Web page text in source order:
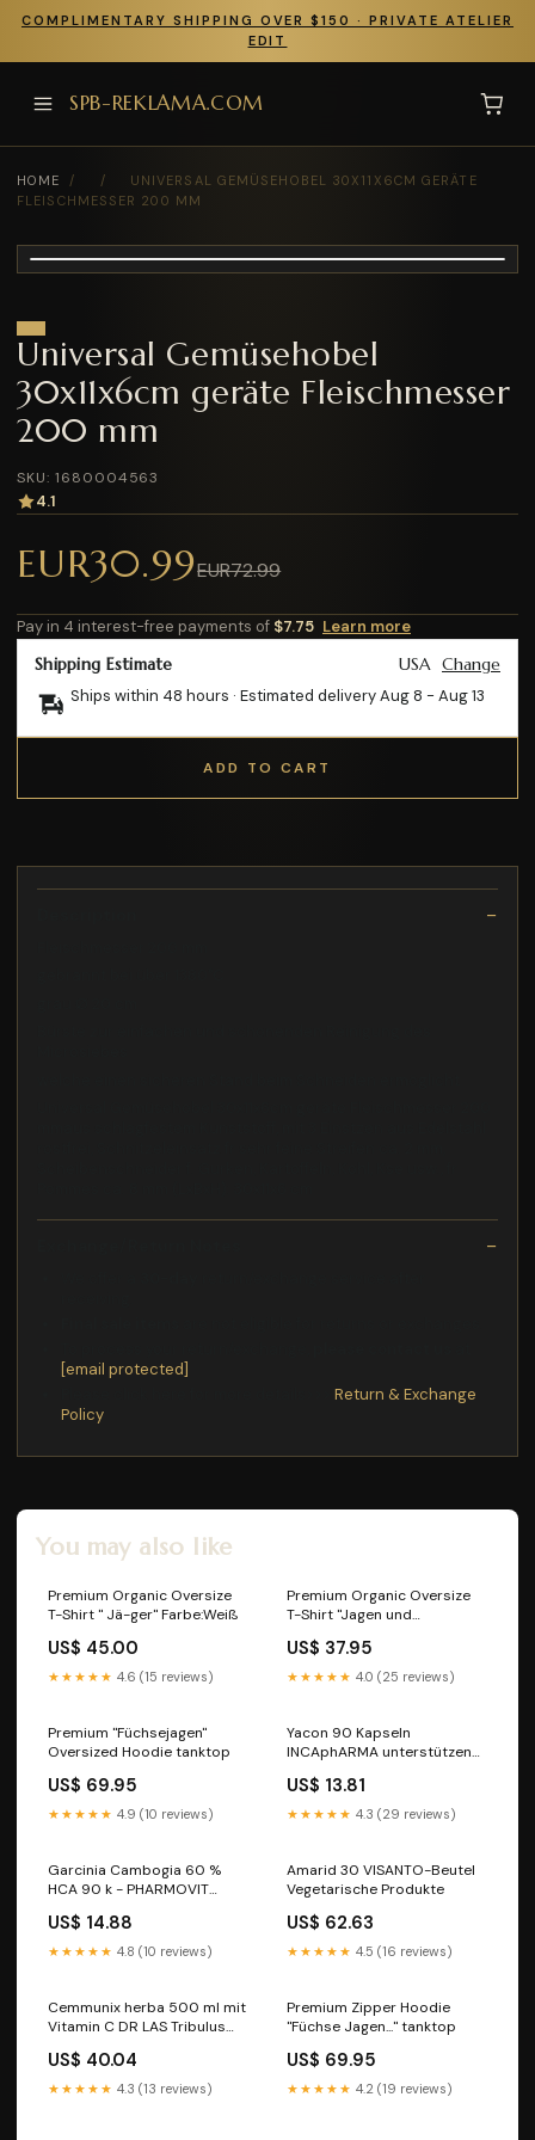
COMPLIMENTARY SHIPPING OVER $150 · PRIVATE ATELIER
EDIT
SPB-REKLAMA.COM
HOME / /
UNIVERSAL GEMÜSEHOBEL 30X11X6CM GERÄTE
FLEISCHMESSER 200 MM
Universal Gemüsehobel
30x11x6cm geräte Fleischmesser
200 mm
SKU: 1680004563
4.1
EUR30.99EUR72.99
Pay in 4 interest-free payments of $7.75 Learn more
Shipping Estimate USA Change
Ships within 48 hours · Estimated deliveryAug 8 - Aug 13
ADD TO CART
[email protected]
Return & Exchange
Policy
You may also like
Premium Organic Oversize
T-Shirt " Jä-ger" Farbe:Weiß
US$ 45.00
★★★★★ 4.6 (15 reviews)
Premium Organic Oversize
T-Shirt "Jagen und
US$ 37.95
★★★★★ 4.0 (25 reviews)
Premium "Füchsejagen"
Oversized Hoodie tanktop
US$ 69.95
★★★★★ 4.9 (10 reviews)
Yacon 90 Kapseln
INCAphARMA unterstützen
US$ 13.81
★★★★★ 4.3 (29 reviews)
Garcinia Cambogia 60 %
HCA 90 k - PHARMOVIT
US$ 14.88
★★★★★ 4.8 (10 reviews)
Amarid 30 VISANTO-Beutel
Vegetarische Produkte
US$ 62.63
★★★★★ 4.5 (16 reviews)
Cemmunix herba 500 ml mit
Vitamin C DR LAS Tribulus
US$ 40.04
★★★★★ 4.3 (13 reviews)
Premium Zipper Hoodie
"Füchse Jagen..." tanktop
US$ 69.95
★★★★★ 4.2 (19 reviews)